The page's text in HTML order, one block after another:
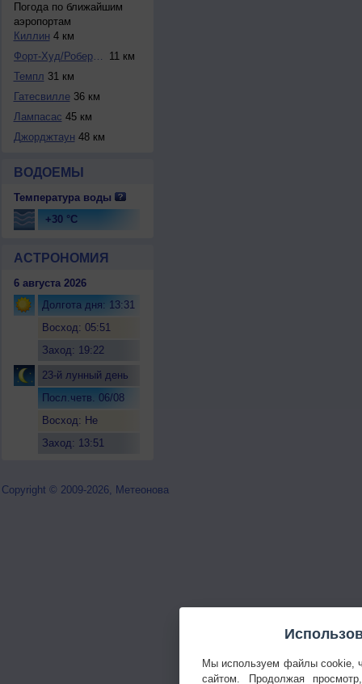
Погода по ближайшим
аэропортам
Киллин 4 км
Форт-Худ/Роберт-Г...
11 км
Темпл 31 км
Гатесвилле36 км
Лампасас 45 км
Джорджтаун 48 км
ВОДОЕМЫ
Температура воды
+30 °C
АСТРОНОМИЯ
6 августа 2026
Долгота дня: 13:31
Восход: 05:51
Заход: 19:22
23-й лунный день
Посл.четв. 06/08
Восход: Не
Заход: 13:51
Copyright © 2009-2026, Метеонова
Мы используем файлы cookie,
сайтом. Продолжая